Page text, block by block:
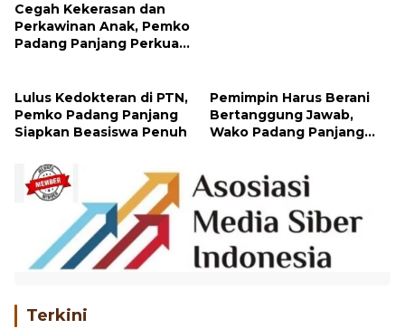
Cegah Kekerasan dan
Perkawinan Anak, Pemko
Padang Panjang Perkuat
Lulus Kedokteran di PTN,
Pemko Padang Panjang
Siapkan Beasiswa Penuh
Pemimpin Harus Berani
Bertanggung Jawab,
Wako Padang Panjang
Terkini